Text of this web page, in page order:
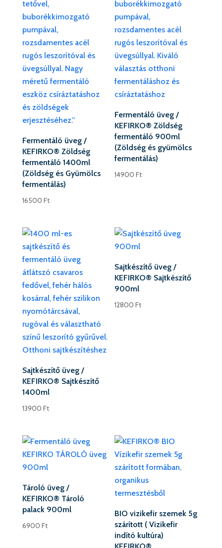
Fermentáló üveg /
KEFIRKO® Zöldség
fermentáló 1400ml
(Zöldség és Gyümölcs
fermentálás)
16500 Ft
Fermentáló üveg /
KEFIRKO® Zöldség
fermentáló 900ml
(Zöldség és gyümölcs
fermentálás)
14900Ft
Sajtkészítő üveg /
KEFIRKO® Sajtkészítő
1400ml
13900 Ft
Sajtkészítő üveg /
KEFIRKO® Sajtkészítő
900ml
12800Ft
Tároló üveg /
KEFIRKO® Tároló
palack 900ml
6900 Ft
BIO vizikefir szemek 5g
szárított ( Vizikefir
indító kultúra)